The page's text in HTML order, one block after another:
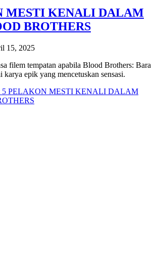
MESTI KENALI DALAM
BROTHERS
15, 2025
filem tempatan apabila Blood Brothers: Bara
karya epik yang mencetuskan sensasi.
5 PELAKON MESTI KENALI DALAM